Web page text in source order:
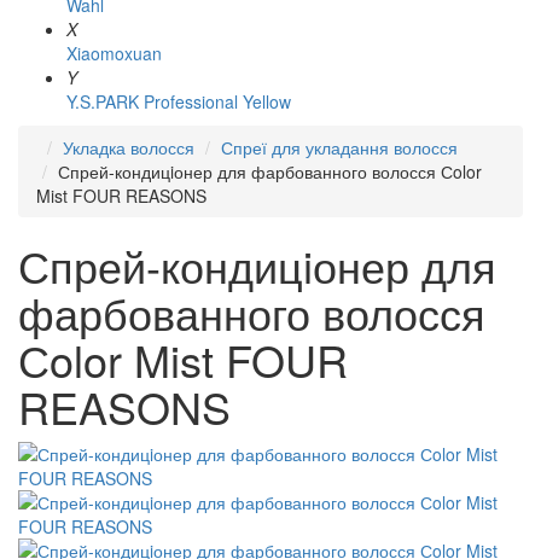
Wahl
X
Xiaomoxuan
Y
Y.S.PARK Professional Yellow
Укладка волосся
Спреї для укладання волосся
Спрей-кондицiонер для фарбованного волосся Сolor
Mist FOUR REASONS
Спрей-кондицiонер для
фарбованного волосся
Сolor Mist FOUR
REASONS